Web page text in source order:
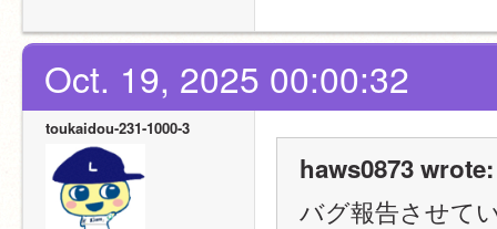
Oct. 19, 2025 00:00:32
toukaidou-231-1000-3
haws0873 wrote:
バグ報告させて